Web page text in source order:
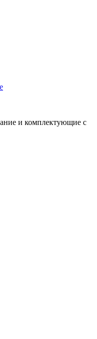
и комплектующие с